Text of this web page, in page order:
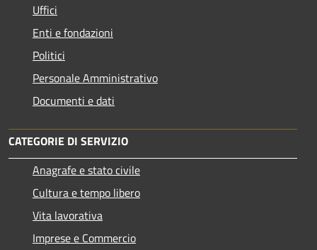
Uffici
Enti e fondazioni
Politici
Personale Amministrativo
Documenti e dati
CATEGORIE DI SERVIZIO
Anagrafe e stato civile
Cultura e tempo libero
Vita lavorativa
Imprese e Commercio